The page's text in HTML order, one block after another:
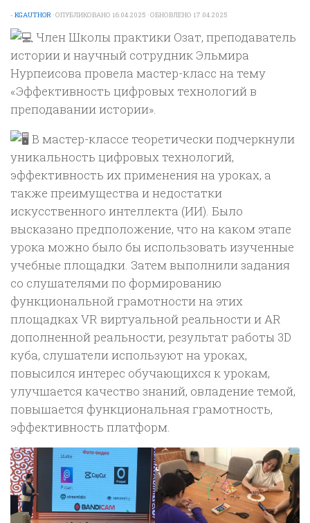
- KGAUTHOR · ОПУБЛИКОВАНО 16.04.2025 · ОБНОВЛЕНО 17.04.2025
Член Школы практики Озат, преподаватель
истории и научный сотрудник Эльмира
Нурпеисова провела мастер-класс на тему
«Эффективность цифровых технологий в
преподавании истории».
В мастер-классе теоретически подчеркнули
уникальность цифровых технологий,
эффективность их применения на уроках, а
также преимущества и недостатки
искусственного интеллекта (ИИ). Было
высказано предположение, что на каком этапе
урока можно было бы использовать изученные
учебные площадки. Затем выполнили задания
со слушателями по формированию
функциональной грамотности на этих
площадках VR виртуальной реальности и AR
дополненной реальности, результат работы 3D
куба, слушатели используют на уроках,
повысился интерес обучающихся к урокам,
улучшается качество знаний, овладение темой,
повышается функциональная грамотность,
эффективность платформ.